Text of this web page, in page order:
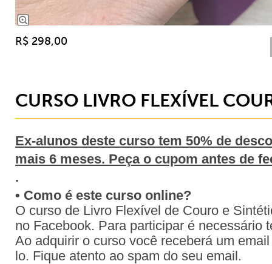
R$ 298,00
CURSO LIVRO FLEXÍVEL
Ex-alunos deste curso tem 50% de
mais 6 meses. Peça o cupom antes de
.
• Como é este curso online?
O curso de Livro Flexível de Couro e
no Facebook. Para participar é necessário
Ao adquirir o curso você receberá um
lo. Fique atento ao spam do seu email.